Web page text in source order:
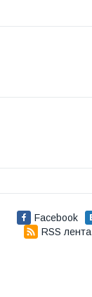
Facebook
RSS лента